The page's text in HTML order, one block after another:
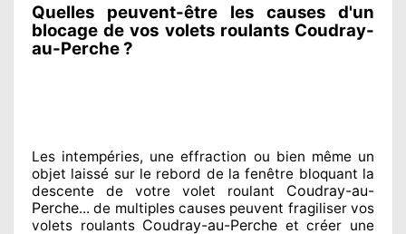
Quelles peuvent-être les causes d'un
blocage de vos volets roulants Coudray-
au-Perche ?
Les intempéries, une effraction ou bien même un
objet laissé sur le rebord de la fenêtre bloquant la
descente de votre volet roulant Coudray-au-
Perche... de multiplescauses peuvent fragiliservos
volets roulants Coudray-au-Perche et créer une